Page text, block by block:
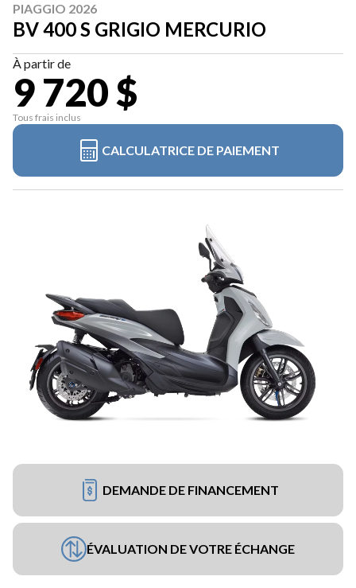
PIAGGIO 2026
BV 400 S GRIGIO MERCURIO
À partir de
9 720 $
Tous frais inclus
CALCULATRICE DE PAIEMENT
DEMANDE DE FINANCEMENT
ÉVALUATION DE VOTRE ÉCHANGE